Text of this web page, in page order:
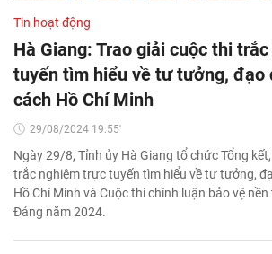
Tin hoạt động
Hà Giang: Trao giải cuộc thi
tuyến tìm hiểu về tư tưởng, đạo
cách Hồ Chí Minh
29/08/2024 19:55'
Ngày 29/8, Tỉnh ủy Hà Giang tổ chức Tổng
trắc nghiệm trực tuyến tìm hiểu về tư tưởng,
Hồ Chí Minh và Cuộc thi chính luận bảo vệ
Đảng năm 2024.